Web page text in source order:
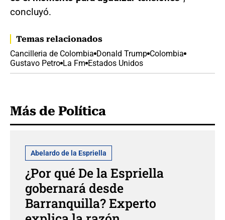
concluyó.
Temas relacionados
Cancilleria de Colombia Donald Trump Colombia
Gustavo Petro La Fm Estados Unidos
Más de Política
Abelardo de la Espriella
¿Por qué De la Espriella
gobernará desde
Barranquilla? Experto